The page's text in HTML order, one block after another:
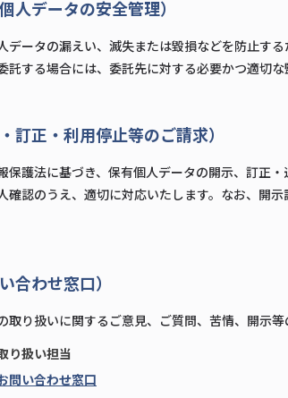
人データの安全管理）
データの漏えい、滅失または毀損などを防止す
託する場合には、委託先に対する必要かつ適切な
訂正・利用停止等のご請求）
保護法に基づき、保有個人データの開示、訂正
確認のうえ、適切に対応いたします。なお、開
合わせ窓口）
取り扱いに関するご意見、ご質問、苦情、開示
り扱い担当
問い合わせ窓口